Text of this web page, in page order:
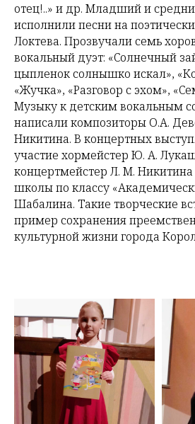
отец!..» и др. Младший и
исполнили песни на
Локтева. Прозвучали семь
вокальный дуэт: «Солнечный
цыпленок солнышко искал»,
«Жучка», «Разговор с эхом»,
Музыку к детским вокальным
написали композиторы О.А.
Никитина. В концертных
участие хормейстер Ю. А.
концертмейстер Л. М.
школы по классу
Шабалина. Такие творческие
пример сохранения
культурной жизни города